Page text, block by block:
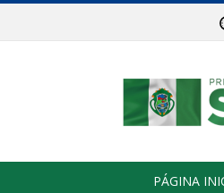
PÁGINA